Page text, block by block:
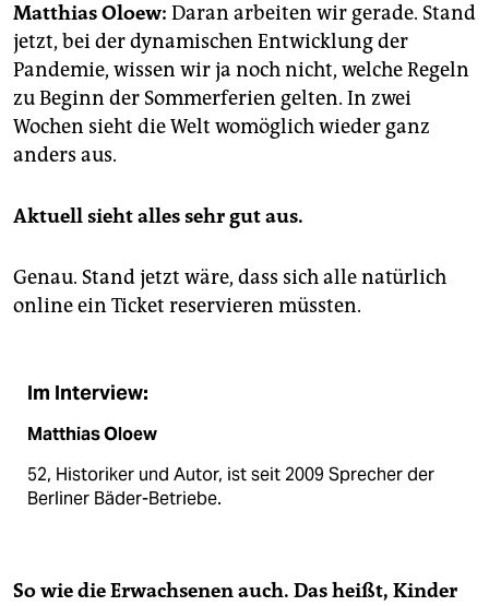
Matthias Oloew: Daran arbeiten wir gerade. Stand
jetzt, bei der dynamischen Entwicklung der
Pandemie, wissen wir ja noch nicht, welche Regeln
zu Beginn der Sommerferien gelten. In zwei
Wochen sieht die Welt womöglich wieder ganz
anders aus.
Aktuell sieht alles sehr gut aus.
Genau. Stand jetzt wäre, dass sich alle natürlich
online ein Ticket reservieren müssten.
Im Interview:
Matthias Oloew
52, Historiker und Autor, ist seit 2009 Sprecher der
Berliner Bäder-Betriebe.
So wie die Erwachsenen auch. Das heißt, Kinder